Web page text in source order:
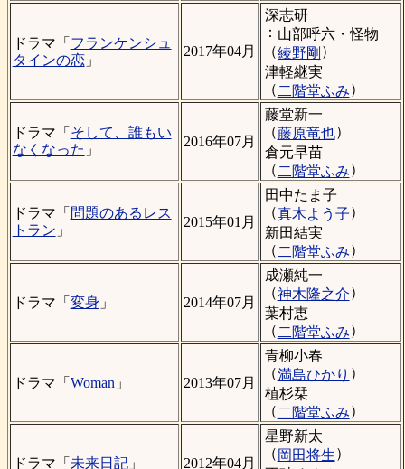
ドラマ「 フランケンシュ
タインの恋」
2017年04月
深志研
： 山部呼六・怪物
（綾野剛 ）
津軽継実
（ 二階堂ふみ）
ドラマ「 そして、誰もい
なくなった 」
2016年07月
藤堂新一
（藤原竜也）
倉元早苗
（ 二階堂ふみ）
ドラマ「 問題のあるレス
トラン 」
2015年01月
田中たま子
（真木よう子）
新田結実
（ 二階堂ふみ）
ドラマ「 変身」 2014年07月
成瀬純一
（神木隆之介）
葉村恵
（ 二階堂ふみ）
ドラマ「 Woman 」 2013年07月
青柳小春
（満島ひかり ）
植杉栞
（ 二階堂ふみ）
ドラマ「 未来日記」 2012年04月
星野新太
（ 岡田将生）